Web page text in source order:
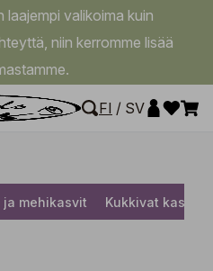
laajempi valikoima kuin
niin kerromme lisää
FI / SV
ja mehikasvit Kukkivat kasvit